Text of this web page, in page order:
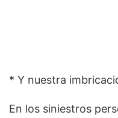
* Y nuestra
En los siniestros